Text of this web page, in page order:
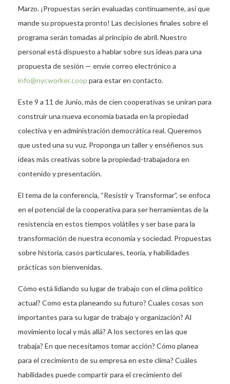
Marzo. ¡Propuestas serán evaluadas continuamente, asi que
mande su propuesta pronto! Las decisiones finales sobre el
programa serán tomadas al principio de abril. Nuestro
personal está dispuesto a hablar sobre sus ideas para una
propuesta de sesión — envíe correo electrónico a
info@nycworker.coop para estar en contacto.
Este 9 a 11 de Junio, más de cien cooperativas se uniran para
construir una nueva economía basada en la propiedad
colectiva y en administración democrática real. Queremos
que usted una su vuz. Proponga un taller y enséñenos sus
ideas más creativas sobre la propiedad-trabajadora en
contenido y presentación.
El tema de la conferencia, “Resistir y Transformar”, se enfoca
en el potencial de la cooperativa para ser herramientas de la
resistencia en estos tiempos volátiles y ser base para la
transformación de nuestra economía y sociedad. Propuestas
sobre historia, casos particulares, teoría, y habilidades
prácticas son bienvenidas.
Cómo está lidiando su lugar de trabajo con el clima político
actual? Como esta planeando su futuro? Cuales cosas son
importantes para su lugar de trabajo y organización? Al
movimiento local y más allá? A los sectores en las que
trabaja? En que necesitamos tomar acción? Cómo planea
para el crecimiento de su empresa en este clima? Cuáles
habilidades puede compartir para el crecimiento del